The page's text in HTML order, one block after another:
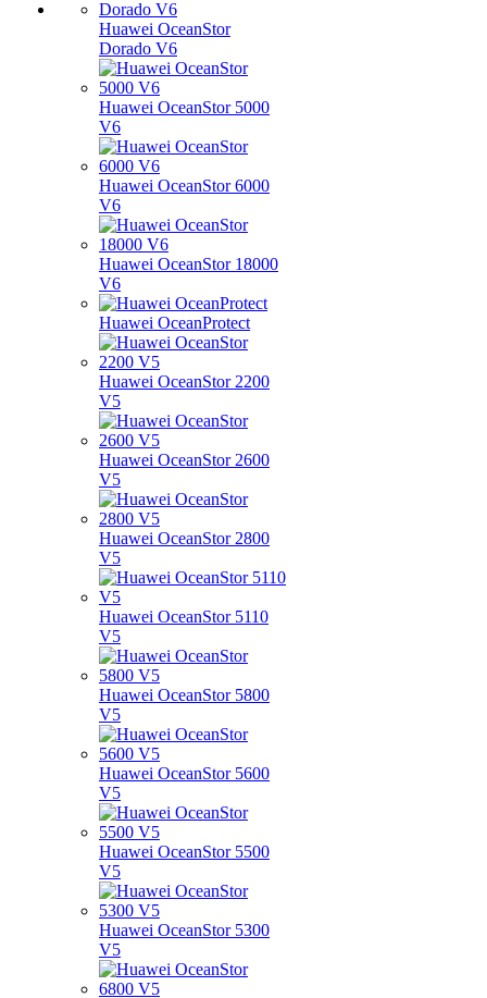
Huawei OceanStor
Dorado V6
Huawei OceanStor 5000
V6
Huawei OceanStor 6000
V6
Huawei OceanStor 18000
V6
Huawei OceanProtect
Huawei OceanStor 2200
V5
Huawei OceanStor 2600
V5
Huawei OceanStor 2800
V5
Huawei OceanStor 5110
V5
Huawei OceanStor 5800
V5
Huawei OceanStor 5600
V5
Huawei OceanStor 5500
V5
Huawei OceanStor 5300
V5